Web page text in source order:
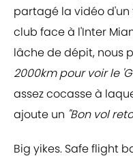
partagé la vidéo
club face à l'Inter
lâche de dépit, nous
2000km pour voir le
assez cocasse à
ajoute un "Bon vol
Big yikes. Safe flight